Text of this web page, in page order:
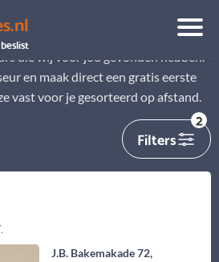
die wij voor jou gevonden hebben.
en maak direct een gratis eerste
vast voor je gesorteerd op afstand.
Filters
2
J.B. Bakemakade 72,